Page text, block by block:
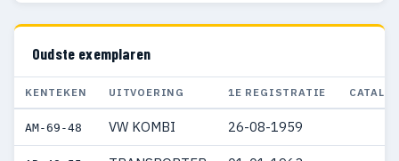
Oudste exemplaren
KENTEKEN UITVOERING 1E REGISTRATIE
AM-69-48 VW KOMBI 26-08-1959